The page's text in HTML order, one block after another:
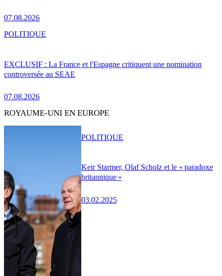
07.08.2026
EXCLUSIF : La France et l'Espagne critiquent une nomination
controversée au SEAE
07.08.2026
POLITIQUE
ROYAUME-UNI EN EUROPE
Keir Starmer, Olaf Scholz et le « paradoxe
britannique »
03.02.2025
POLITIQUE